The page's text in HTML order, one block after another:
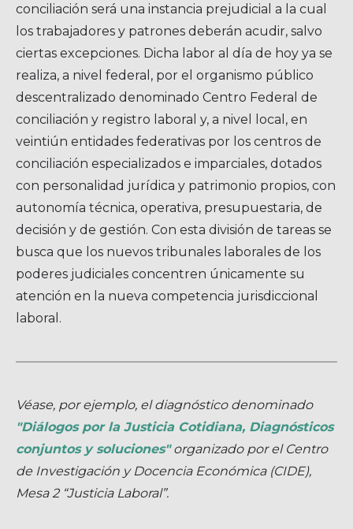
conciliación será una instancia prejudicial a la cual
los trabajadores y patrones deberán acudir, salvo
ciertas excepciones. Dicha labor al día de hoy ya se
realiza, a nivel federal, por el organismo público
descentralizado denominado Centro Federal de
conciliación y registro laboral y, a nivel local, en
veintiún entidades federativas por los centros de
conciliación especializados e imparciales, dotados
con personalidad jurídica y patrimonio propios, con
autonomía técnica, operativa, presupuestaria, de
decisión y de gestión. Con esta división de tareas se
busca que los nuevos tribunales laborales de los
poderes judiciales concentren únicamente su
atención en la nueva competencia jurisdiccional
laboral.
Véase, por ejemplo, el diagnóstico denominado
"Diálogos por la Justicia Cotidiana, Diagnósticos
conjuntos y soluciones"organizado por el Centro
de Investigación y Docencia Económica (CIDE),
Mesa 2 “Justicia Laboral”.